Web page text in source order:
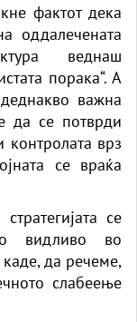
фактот дека
оддалечената
веднаш
порака“. А
важна
да се потврди
контролата врз
се враќа
се
видливо во
да речеме,
слабеење